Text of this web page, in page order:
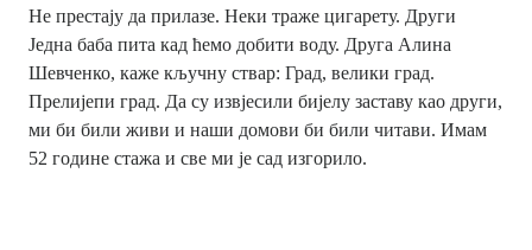
Не престају да прилазе. Неки траже цигарету. Други
Једна баба пита кад ћемо добити воду. Друга Алина
Шевченко, каже кључну ствар: Град, велики град.
Прелијепи град. Да су извјесили бијелу заставу као други,
ми би били живи и наши домови би били читави. Имам
52 године стажа и све ми је сад изгорило.